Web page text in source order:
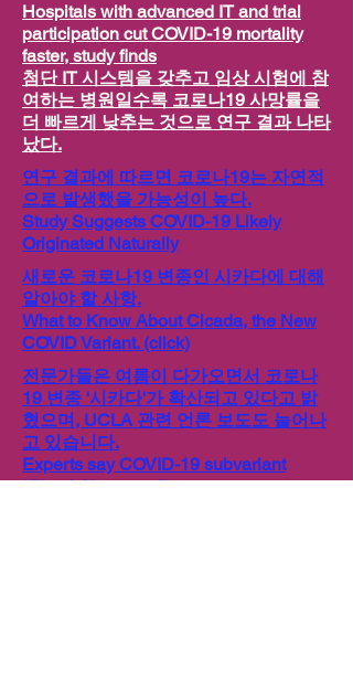
Hospitals with advanced IT and trial
participation cut COVID-19 mortality
faster, study finds
첨단 IT 시스템을 갖추고 임상 시험에 참
여하는 병원일수록 코로나19 사망률을
더 빠르게 낮추는 것으로 연구 결과 나타
났다.
연구 결과에 따르면 코로나19는 자연적
으로 발생했을 가능성이 높다.
Study Suggests COVID-19 Likely
Originated Naturally
새로운 코로나19 변종인 시카다에 대해
알아야 할 사항.
What to Know About Cicada, the New
COVID Variant. (click)
전문가들은 여름이 다가오면서 코로나
19 변종 '시카다'가 확산되고 있다고 밝
혔으며, UCLA 관련 언론 보도도 늘어나
고 있습니다.
Experts say COVID-19 subvariant
‘Cicada’ is spreading as summer